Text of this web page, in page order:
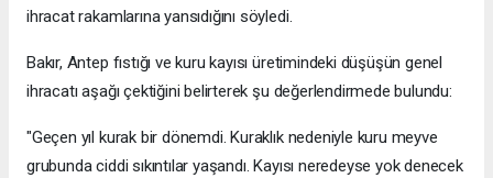
ihracat rakamlarına yansıdığını söyledi.
Bakır, Antep fıstığı ve kuru kayısı üretimindeki düşüşün genel
ihracatı aşağı çektiğini belirterek şu değerlendirmede bulundu:
"Geçen yıl kurak bir dönemdi. Kuraklık nedeniyle kuru meyve
grubunda ciddi sıkıntılar yaşandı. Kayısı neredeyse yok denecek